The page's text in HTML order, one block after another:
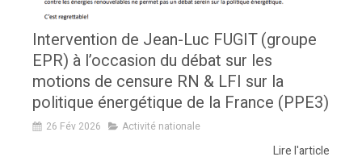
Intervention de Jean-Luc FUGIT (groupe
EPR) à l’occasion du débat sur les
motions de censure RN & LFI sur la
politique énergétique de la France (PPE3)
26 Fév 2026 Activité nationale
Lire l'article